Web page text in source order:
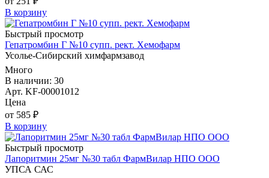
В корзину
Быстрый просмотр
Гепатромбин Г №10 супп. рект. Хемофарм
Усолье-Сибирский химфармзавод
Много
В наличии: 30
Арт. KF-00001012
Цена
от 585 ₽
В корзину
Быстрый просмотр
Лапоритмин 25мг №30 табл ФармВилар НПО ООО
УПСА САС